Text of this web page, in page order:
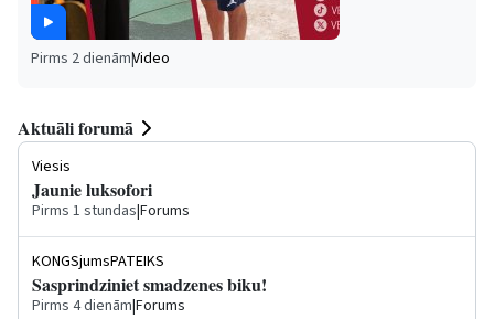
Pirms 2 dienām|Video
Aktuāli forumā
Viesis
Jaunie luksofori
Pirms 1 stundas|Forums
KONGSjumsPATEIKS
Sasprindziniet smadzenes biku!
Pirms 4 dienām|Forums